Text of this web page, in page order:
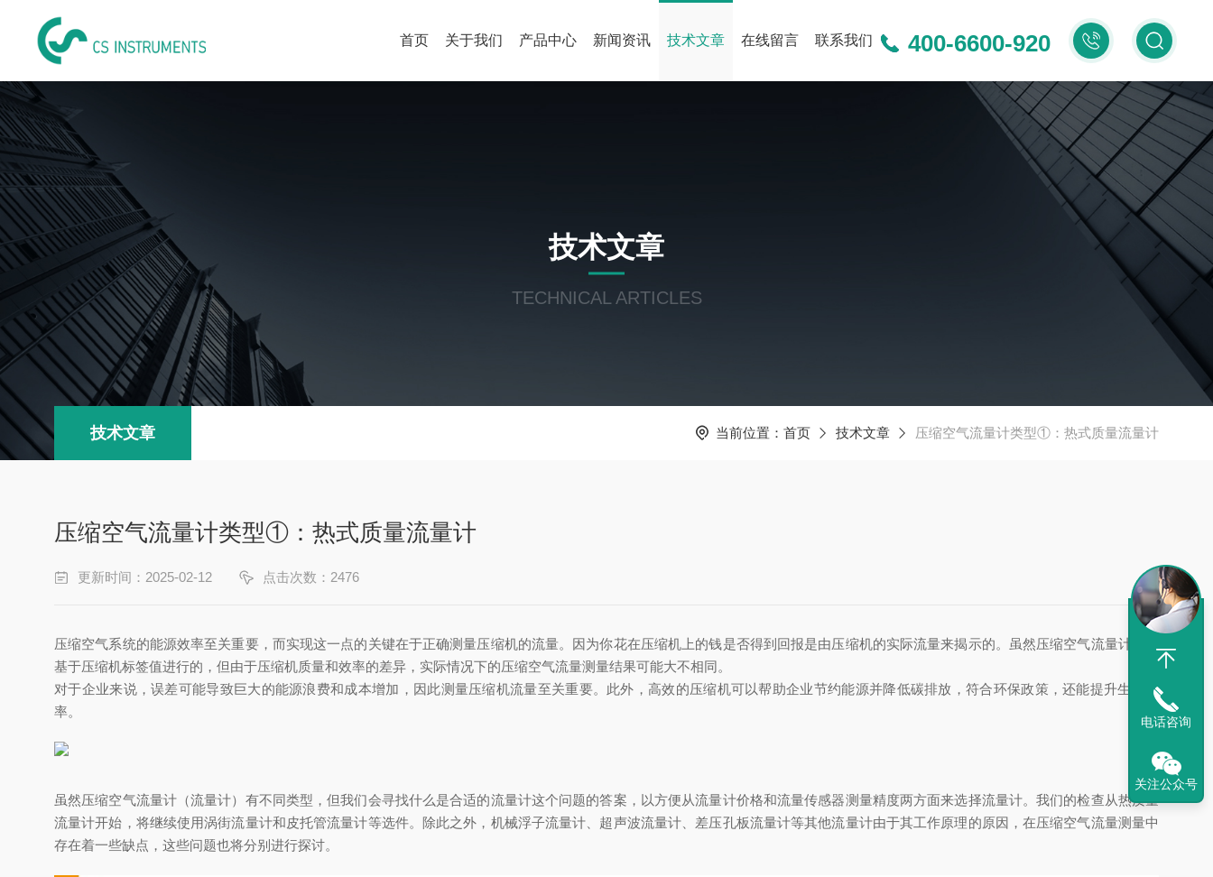
400-
6600-
920
400-6600-920
首页 关于我们 产品中心 新闻资讯 技术文章 在线留言 联系我们
技术文章
TECHNICAL ARTICLES
技术文章 当前位置： 首页 技术文章 压缩空气流量计类型①：热式质量流量计
压缩空气流量计类型①：热式质量流量计
更新时间：2025-02-12 点击次数：2476
压缩空气系统的能源效率至关重要，而实现这一点的关键在于正确测量压缩机的流量。因为你花在压缩机上的钱是否得到回报是由压缩机的实际流量来揭示的。虽然压缩空气流量计算是
基于压缩机标签值进行的，但由于压缩机质量和效率的差异，实际情况下的压缩空气流量测量结果可能大不相同。
对于企业来说，误差可能导致巨大的能源浪费和成本增加，因此测量压缩机流量至关重要。此外，高效的压缩机可以帮助企业节约能源并降低碳排放，符合环保政策，还能提升生产效
率。
虽然压缩空气流量计（流量计）有不同类型，但我们会寻找什么是合适的流量计这个问题的答案，以方便从流量计价格和流量传感器测量精度两方面来选择流量计。我们的检查从热质量
流量计开始，将继续使用涡街流量计和皮托管流量计等选件。除此之外，机械浮子流量计、超声波流量计、差压孔板流量计等其他流量计由于其工作原理的原因，在压缩空气流量测量中
存在着一些缺点，这些问题也将分别进行探讨。
电话咨询
关注公众号